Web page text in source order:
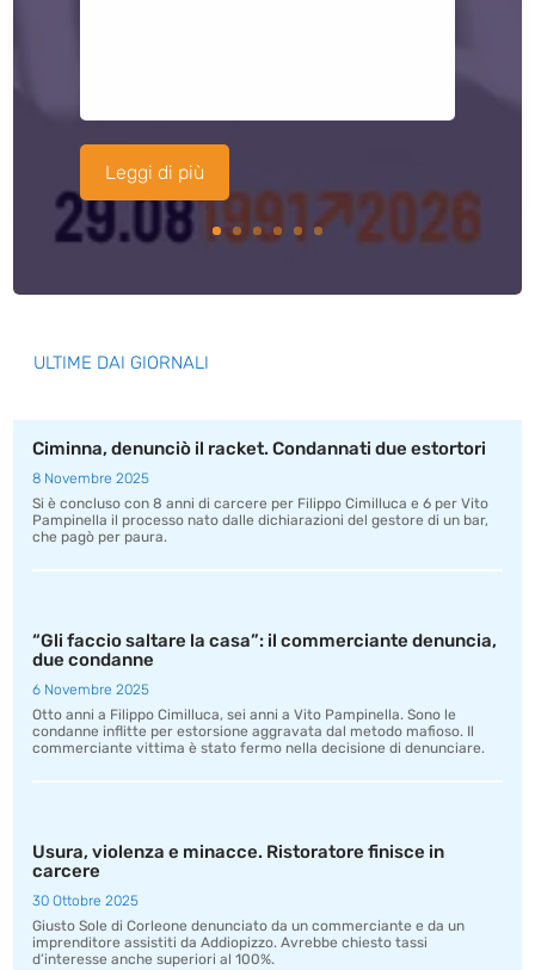
Leggi di più
ULTIME DAI GIORNALI
Ciminna, denunciò il racket. Condannati due estortori
8 Novembre 2025
Si è concluso con 8 anni di carcere per Filippo Cimilluca e 6 per Vito
Pampinella il processo nato dalle dichiarazioni del gestore di un bar,
che pagò per paura.
“Gli faccio saltare la casa”: il commerciante denuncia,
due condanne
6 Novembre 2025
Otto anni a Filippo Cimilluca, sei anni a Vito Pampinella. Sono le
condanne inflitte per estorsione aggravata dal metodo mafioso. Il
commerciante vittima è stato fermo nella decisione di denunciare.
Usura, violenza e minacce. Ristoratore finisce in
carcere
30 Ottobre 2025
Giusto Sole di Corleone denunciato da un commerciante e da un
imprenditore assistiti da Addiopizzo. Avrebbe chiesto tassi
d’interesse anche superiori al 100%.